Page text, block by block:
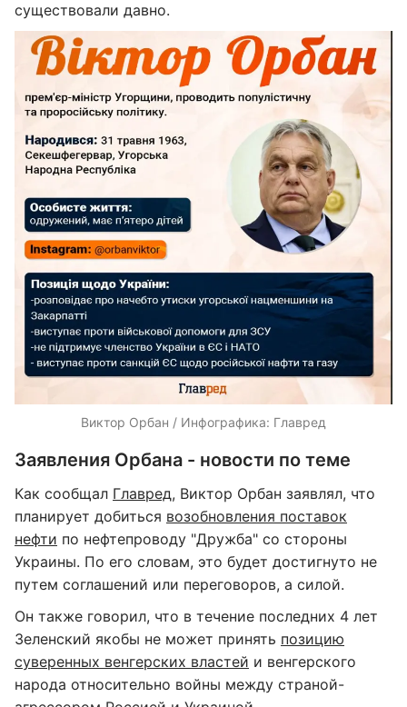
существовали давно.
Виктор Орбан / Инфографика: Главред
Заявления Орбана - новости по теме
Как сообщал Главред, Виктор Орбан заявлял, что
планирует добиться возобновления поставок
нефти по нефтепроводу "Дружба" со стороны
Украины. По его словам, это будет достигнуто не
путем соглашений или переговоров, а силой.
Он также говорил, что в течение последних 4 лет
Зеленский якобы не может принять позицию
суверенных венгерских властей и венгерского
народа относительно войны между страной-